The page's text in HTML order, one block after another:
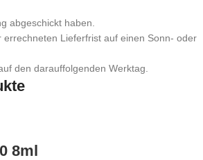
abgeschickt haben.
errechneten Lieferfrist auf einen Sonn- oder
den darauffolgenden Werktag.
8ml